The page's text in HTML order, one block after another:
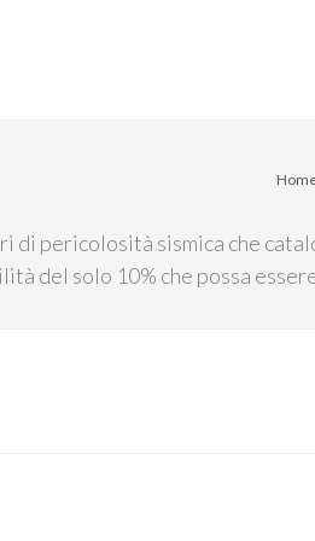
di pericolosità sismica che
del solo 10% che possa